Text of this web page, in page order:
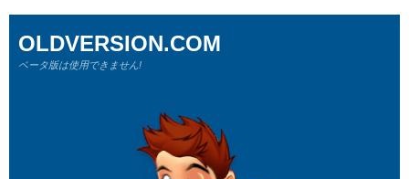
OLDVERSION.COM
ベータ版は使用できません!